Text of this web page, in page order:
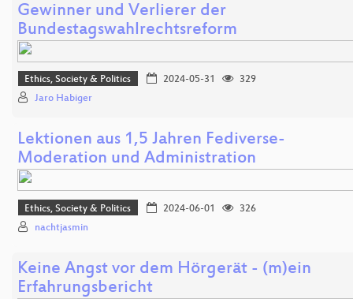
Gewinner und Verlierer der
Bundestagswahlrechtsreform
Ethics, Society & Politics 2024-05-31
329
Jaro Habiger
Lektionen aus 1,5 Jahren Fediverse-
Moderation und Administration
Ethics, Society & Politics 2024-06-01
326
nachtjasmin
Keine Angst vor dem Hörgerät - (m)ein
Erfahrungsbericht